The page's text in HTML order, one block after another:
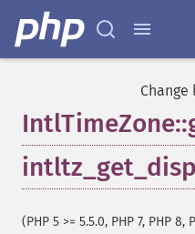
Change
(PHP 5 >= 5.5.0, PHP 7, PHP 8,